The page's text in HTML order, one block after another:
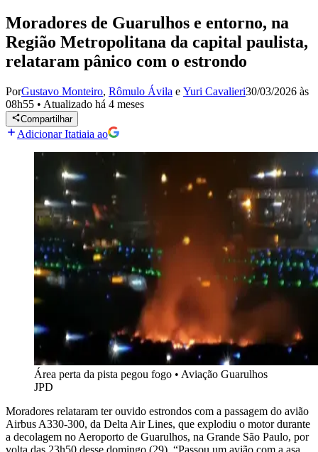
Moradores de Guarulhos e entorno, na
Região Metropolitana da capital paulista,
relataram pânico com o estrondo
PorGustavo Monteiro, Rômulo Ávila e Yuri Cavalieri30/03/2026 às
08h55 • Atualizado há 4 meses
Compartilhar
Adicionar Itatiaia ao
Área perta da pista pegou fogo • Aviação Guarulhos
JPD
Moradores relataram ter ouvido estrondos com a passagem do avião
Airbus A330-300, da Delta Air Lines, que explodiu o motor durante
a decolagem no Aeroporto de Guarulhos, na Grande São Paulo, por